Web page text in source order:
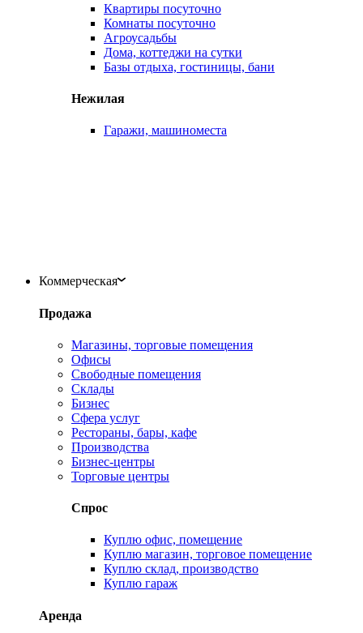
Квартиры посуточно
Комнаты посуточно
Агроусадьбы
Дома, коттеджи на сутки
Базы отдыха, гостиницы, бани
Нежилая
Гаражи, машиноместа
Коммерческая
Продажа
Магазины, торговые помещения
Офисы
Свободные помещения
Склады
Бизнес
Сфера услуг
Рестораны, бары, кафе
Производства
Бизнес-центры
Торговые центры
Спрос
Куплю офис, помещение
Куплю магазин, торговое помещение
Куплю склад, производство
Куплю гараж
Аренда